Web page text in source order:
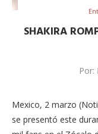
SHAKIRA
Por:
Mexico, 2 marzo
se presentó este